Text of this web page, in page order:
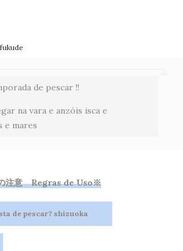
fukude
de pescar !!
na vara e anzóis isca e
e mares
注意 Regras de Uso※
de pescar? shizuoka